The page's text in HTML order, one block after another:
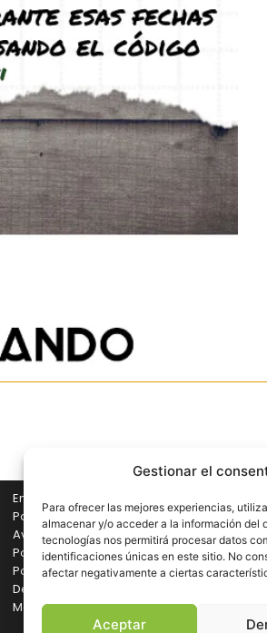
Gestionar el
Para ofrecer las mejores experiencias,
almacenar y/o acceder a la información del
tecnologías nos permitirá procesar datos
identificaciones únicas en este sitio. No
afectar negativamente a ciertas
Aceptar
incl.)
Antmeta H40x20
64,95€ -
Envíos y Devoluciones
Pago seguro
Aviso legal
Política de cookies
Política de privacidad
Declaración de accesibilidad
Mapa del sitio